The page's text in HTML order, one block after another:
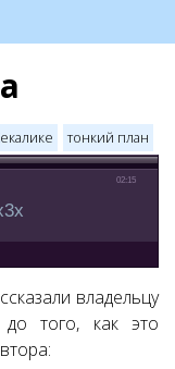
тонкий план
02:15
3x
владельцу
до того, как это